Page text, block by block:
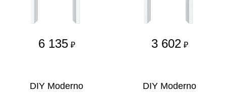
6 135 ₽ 3 602 ₽
DIY Moderno DIY Moderno